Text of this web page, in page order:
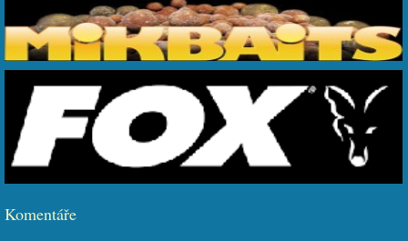
Komentáře